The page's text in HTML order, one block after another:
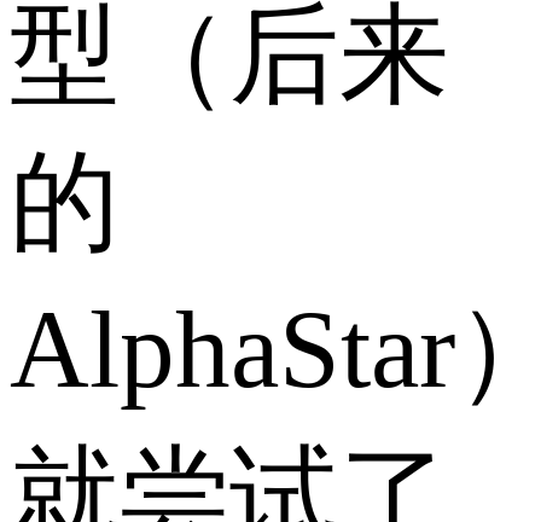
型（后来
的
AlphaStar
就尝试了